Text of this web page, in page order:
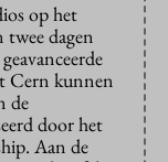
op het
twee dagen
Cern kunnen
de
door het
Aan de